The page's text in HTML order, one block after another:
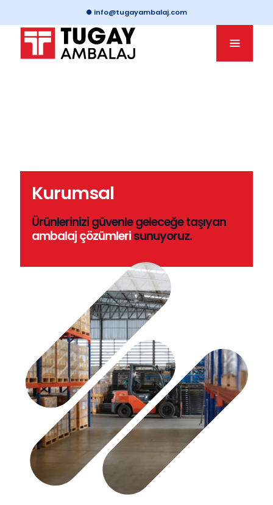
● info@tugayambalaj.com
Kurumsal
Ürünlerinizi güvenle geleceğe taşıyan
ambalaj çözümlerisunuyoruz.